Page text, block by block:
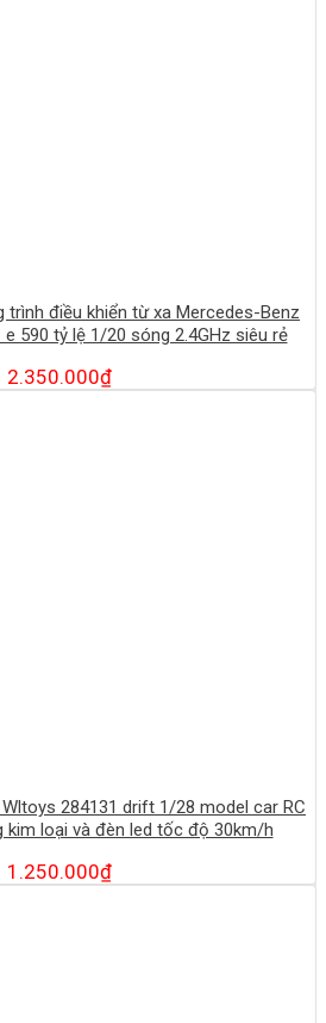
trình điều khiển từ xa Mercedes-Benz
590 tỷ lệ 1/20 sóng 2.4GHz siêu rẻ
2.350.000₫
284131 drift 1/28 model car RC
kim loại và đèn led tốc độ 30km/h
1.250.000₫